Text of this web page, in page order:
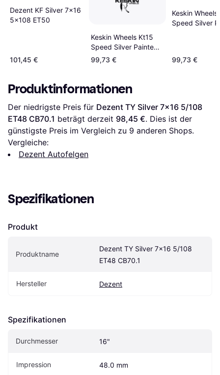
Dezent KF Silver 7x16
5x108 ET50
101,45 €
Keskin Wheels Kt15
Speed Silver Painted
7.0Jx16 5x108 Et40
99,73 €
Keskin Wheels
Speed Silver
99,73 €
Produktinformationen
Der niedrigste Preis für Dezent TY Silver 7x16 5/108
ET48 CB70.1 beträgt derzeit 98,45 €. Dies ist der
günstigste Preis im Vergleich zu 9 anderen Shops.
Vergleiche:
Dezent Autofelgen
Spezifikationen
Produkt
Produktname
Dezent TY Silver 7x16 5/108
ET48 CB70.1
Hersteller Dezent
Spezifikationen
Durchmesser 16"
Impression 48.0 mm